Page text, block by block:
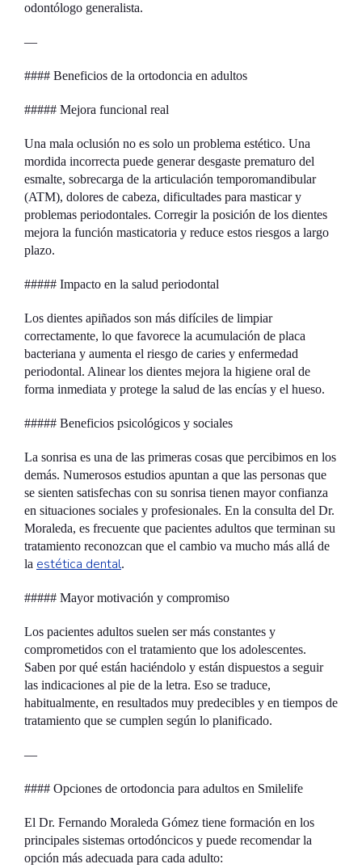
odontólogo generalista.
—
#### Beneficios de la ortodoncia en adultos
##### Mejora funcional real
Una mala oclusión no es solo un problema estético. Una
mordida incorrecta puede generar desgaste prematuro del
esmalte, sobrecarga de la articulación temporomandibular
(ATM), dolores de cabeza, dificultades para masticar y
problemas periodontales. Corregir la posición de los dientes
mejora la función masticatoria y reduce estos riesgos a largo
plazo.
##### Impacto en la salud periodontal
Los dientes apiñados son más difíciles de limpiar
correctamente, lo que favorece la acumulación de placa
bacteriana y aumenta el riesgo de caries y enfermedad
periodontal. Alinear los dientes mejora la higiene oral de
forma inmediata y protege la salud de las encías y el hueso.
##### Beneficios psicológicos y sociales
La sonrisa es una de las primeras cosas que percibimos en los
demás. Numerosos estudios apuntan a que las personas que
se sienten satisfechas con su sonrisa tienen mayor confianza
en situaciones sociales y profesionales. En la consulta del Dr.
Moraleda, es frecuente que pacientes adultos que terminan su
tratamiento reconozcan que el cambio va mucho más allá de
la estética dental.
##### Mayor motivación y compromiso
Los pacientes adultos suelen ser más constantes y
comprometidos con el tratamiento que los adolescentes.
Saben por qué están haciéndolo y están dispuestos a seguir
las indicaciones al pie de la letra. Eso se traduce,
habitualmente, en resultados muy predecibles y en tiempos de
tratamiento que se cumplen según lo planificado.
—
#### Opciones de ortodoncia para adultos en Smilelife
El Dr. Fernando Moraleda Gómez tiene formación en los
principales sistemas ortodóncicos y puede recomendar la
opción más adecuada para cada adulto: